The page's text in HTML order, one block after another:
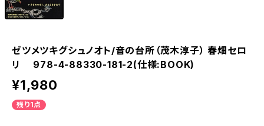
ゼツメツキグシュノオト/音の台所（茂木淳子） 春畑セロ
リ 978-4-88330-181-2(仕様:BOOK)
¥1,980
残り1点